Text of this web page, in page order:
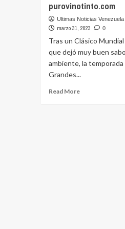
Gerencia
Centros
Comerciales
por
dateando.com
purovinotinto.com
Ultimas Noticias Venezuela
marzo 31, 2023 0
Tras un Clásico
que dejó muy buen
ambiente, la temporada
Grandes...
Read MoreRead